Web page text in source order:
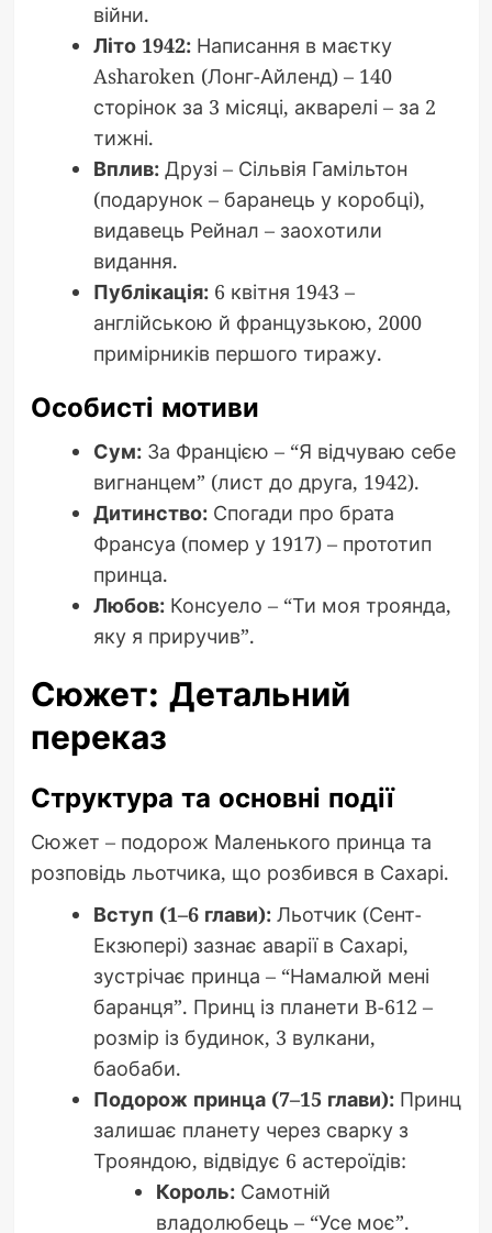
війни.
Літо 1942:Написання в маєтку
Asharoken (Лонг-Айленд) – 140
сторінок за 3 місяці, акварелі – за 2
тижні.
Вплив:Друзі – Сільвія Гамільтон
(подарунок – баранець у коробці),
видавець Рейнал – заохотили
видання.
Публікація:6 квітня 1943 –
англійською й французькою, 2000
примірників першого тиражу.
Особисті мотиви
Сум:За Францією – “Я відчуваю себе
вигнанцем” (лист до друга, 1942).
Дитинство:Спогади про брата
Франсуа (помер у 1917) – прототип
принца.
Любов:Консуело – “Ти моя троянда,
яку я приручив”.
Сюжет: Детальний
переказ
Структура та основні події
Сюжет – подорож Маленького принца та
розповідь льотчика, що розбився в Сахарі.
Вступ (1–6 глави):Льотчик (Сент-
Екзюпері) зазнає аварії в Сахарі,
зустрічає принца – “Намалюй мені
баранця”. Принц із планети B-612 –
розмір із будинок, 3 вулкани,
баобаби.
Подорож принца (7–15 глави):Принц
залишає планету через сварку з
Трояндою, відвідує 6 астероїдів:
Король:Самотній
владолюбець – “Усе моє”.